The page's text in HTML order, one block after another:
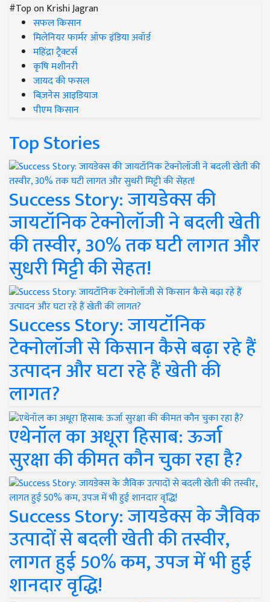
#Top on Krishi Jagran
सफल किसान
मिलेनियर फार्मर ऑफ इंडिया अवॉर्ड
महिंद्रा ट्रैक्टर्स
कृषि मशीनरी
जायद की फसल
बिज़नेस आइडियाज
पीएम किसान
Top Stories
Success Story: जायडेक्स की
जायटॉनिक टेक्नोलॉजी ने बदली खेती
की तस्वीर, 30% तक घटी लागत और
सुधरी मिट्टी की सेहत!
Success Story: जायटॉनिक
टेक्नोलॉजी से किसान कैसे बढ़ा रहे हैं
उत्पादन और घटा रहे हैं खेती की
लागत?
एथेनॉल का अधूरा हिसाब: ऊर्जा
सुरक्षा की कीमत कौन चुका रहा है?
Success Story: जायडेक्स के जैविक
उत्पादों से बदली खेती की तस्वीर,
लागत हुई 50% कम, उपज में भी हुई
शानदार वृद्धि!